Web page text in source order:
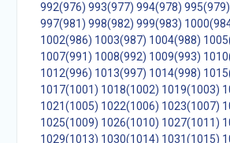
992(976) 993(977) 994(978) 995(979)
997(981) 998(982) 999(983)
1002(986) 1003(987) 1004(988)
1007(991) 1008(992) 1009(993)
1012(996) 1013(997) 1014(998)
1017(1001) 1018(1002) 1019(1003)
1021(1005) 1022(1006) 1023(1007)
1025(1009) 1026(1010) 1027(1011)
1029(1013) 1030(1014) 1031(1015)